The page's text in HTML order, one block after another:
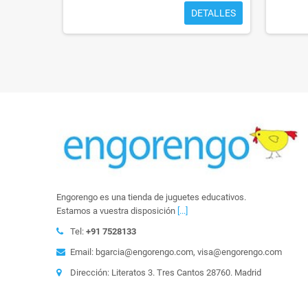
DETALLES
Engorengo es una tienda de juguetes educativos.
Estamos a vuestra disposición [...]
Tel: +91 7528133
Email: bgarcia@engorengo.com, visa@engorengo.com
Dirección: Literatos 3. Tres Cantos 28760. Madrid